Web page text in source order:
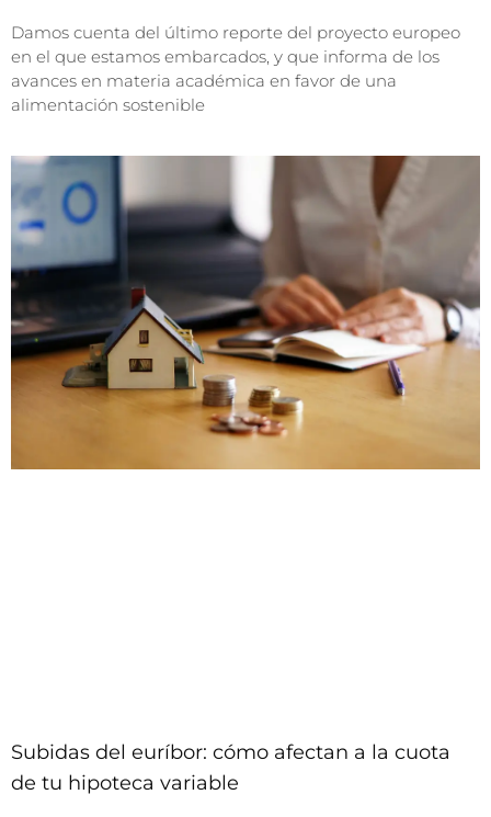
Damos cuenta del último reporte del proyecto europeo
en el que estamos embarcados, y que informa de los
avances en materia académica en favor de una
alimentación sostenible
Subidas del euríbor: cómo afectan a la cuota
de tu hipoteca variable